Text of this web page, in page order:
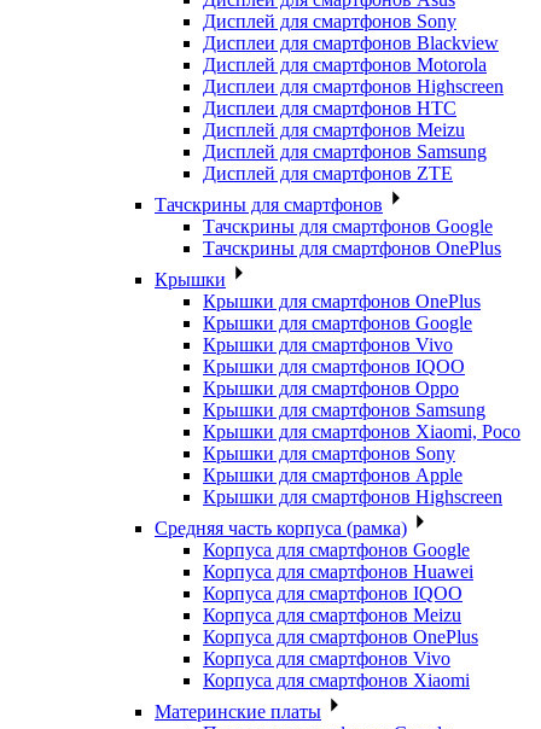
Дисплей для смартфонов Sony
Дисплеи для смартфонов Blackview
Дисплей для смартфонов Motorola
Дисплеи для смартфонов Highscreen
Дисплеи для смартфонов HTC
Дисплей для смартфонов Meizu
Дисплей для смартфонов Samsung
Дисплей для смартфонов ZTE
Тачскрины для смартфонов
Тачскрины для смартфонов Google
Тачскрины для смартфонов OnePlus
Крышки
Крышки для смартфонов OnePlus
Крышки для смартфонов Google
Крышки для смартфонов Vivo
Крышки для смартфонов IQOO
Крышки для смартфонов Oppo
Крышки для смартфонов Samsung
Крышки для смартфонов Xiaomi, Poco
Крышки для смартфонов Sony
Крышки для смартфонов Apple
Крышки для смартфонов Highscreen
Средняя часть корпуса (рамка)
Корпуса для смартфонов Google
Корпуса для смартфонов Huawei
Корпуса для смартфонов IQOO
Корпуса для смартфонов Meizu
Корпуса для смартфонов OnePlus
Корпуса для смартфонов Vivo
Корпуса для смартфонов Xiaomi
Материнские платы